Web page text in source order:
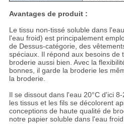
Avantages de produit :
Le tissu non-tissé soluble dans
l'eau froid) est principalement
de Dessus-catégorie, des
spéciaux. Il répond aux besoins de
broderie aussi bien. Avec la
bonnes, il garde la broderie les
la broderie.
Il se dissout dans l'eau 20°C d'ici
les tissus et les fils se décolorent
conceptions de haute qualité de
notre papier soluble dans l'eau